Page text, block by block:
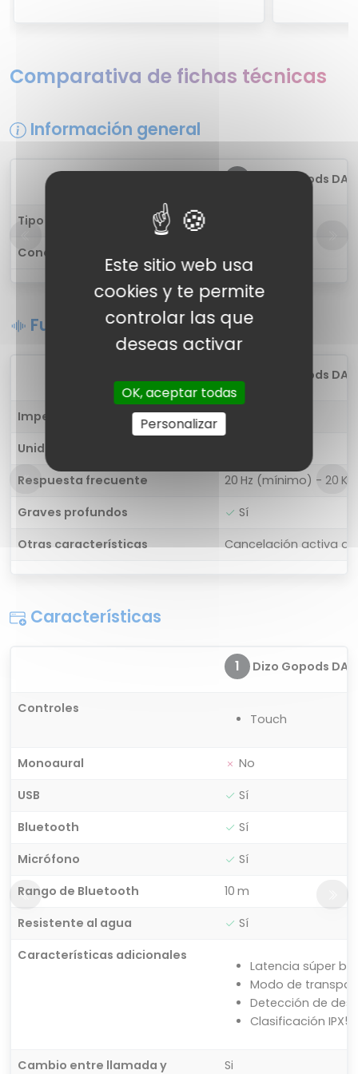
Comparativa de fichas técnicas
Información general
Dizo Gopods
Tipo de auricular
Conectividad
Funciones de sonido
Dizo Gopods
Impedancia
32 ohm
Unidad de controlador
Respuesta frecuente
20 Hz (mínimo) - 20
Graves profundos
Sí
Otras características
Cancelación activa
Características
1 Dizo Gopods
Controles
Touch
Monoaural
No
USB
Sí
Bluetooth
Sí
Micrófono
Sí
Rango de Bluetooth
10 m
Resistente al agua
Sí
Características adicionales
Latencia súper
Modo de
Detección de
Clasificación IPX5
Cambio entre llamada y
Si
Este sitio web usa
cookies y te permite
controlar las que
deseas activar
OK, aceptar todas
Personalizar